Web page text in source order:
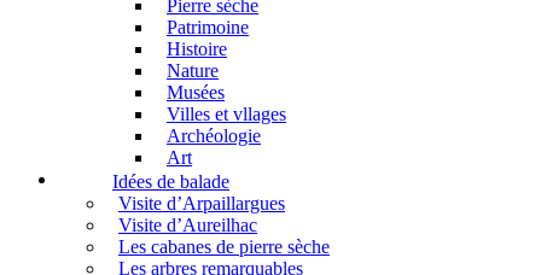
Pierre sèche
Patrimoine
Histoire
Nature
Musées
Villes et vllages
Archéologie
Art
Idées de balade
Visite d’Arpaillargues
Visite d’Aureilhac
Les cabanes de pierre sèche
Les arbres remarquables